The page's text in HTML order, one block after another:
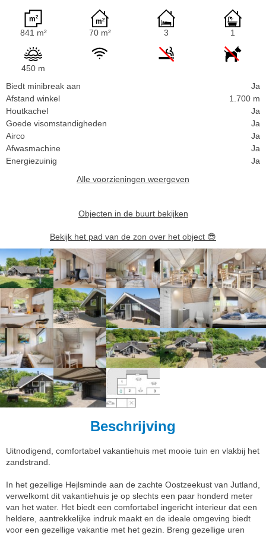
841 m² 70 m² 3 1
450 m
Biedt minibreak aan
Ja
Afstand winkel
1.700 m
Houtkachel
Ja
Goede visomstandigheden
Ja
Airco
Ja
Afwasmachine
Ja
Energiezuinig
Ja
Alle voorzieningen weergeven
Objecten in de buurt bekijken
Bekijk het pad van de zon over het object 😎
Beschrijving
Uitnodigend, comfortabel vakantiehuis met mooie tuin en vlakbij het
zandstrand.
In het gezellige Hejlsminde aan de zachte Oostzeekust van Jutland,
verwelkomt dit vakantiehuis je op slechts een paar honderd meter
van het water. Het biedt een comfortabel ingericht interieur dat een
heldere, aantrekkelijke indruk maakt en de ideale omgeving biedt
voor een gezellige vakantie met het gezin. Breng gezellige uren